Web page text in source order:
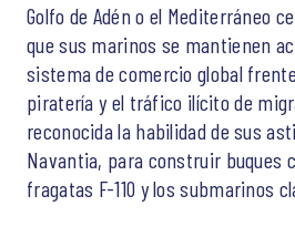
Golfo de Adén o el Mediterráneo
que sus marinos se mantienen
sistema de comercio global
piratería y el tráfico ilícito de
reconocida la habilidad de sus
Navantia, para construir buques
fragatas F-110 y los submarinos